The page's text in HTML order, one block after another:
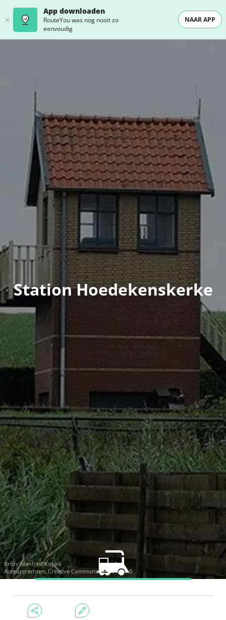
App downloaden
RouteYou was nog nooit zo
eenvoudig
NAAR APP
Station Hoedekenskerke
Bron:Manfred Kopka
Auteursrechten:Creative Commons CC BY-SA 4.0